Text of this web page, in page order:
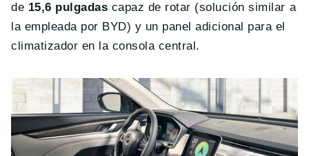
de 15,6 pulgadas capaz de rotar (solución similar a
la empleada por BYD) y un panel adicional para el
climatizador en la consola central.